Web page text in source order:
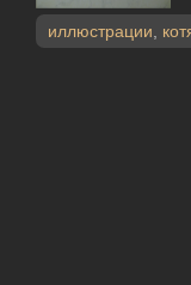
иллюстрации